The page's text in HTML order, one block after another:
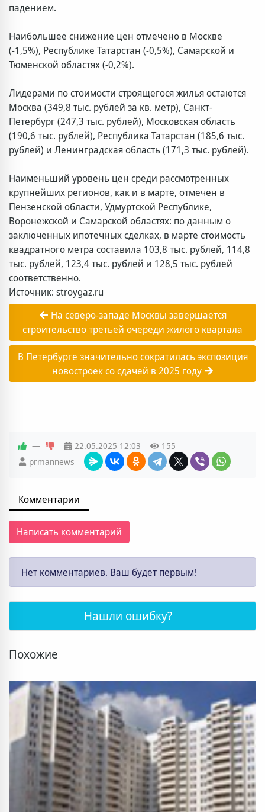
падением.
Наибольшее снижение цен отмечено в Москве
(-1,5%), Республике Татарстан (-0,5%), Самарской и
Тюменской областях (-0,2%).
Лидерами по стоимости строящегося жилья остаются
Москва (349,8 тыс. рублей за кв. метр), Санкт-
Петербург (247,3 тыс. рублей), Московская область
(190,6 тыс. рублей), Республика Татарстан (185,6 тыс.
рублей) и Ленинградская область (171,3 тыс. рублей).
Наименьший уровень цен среди рассмотренных
крупнейших регионов, как и в марте, отмечен в
Пензенской области, Удмуртской Республике,
Воронежской и Самарской областях: по данным о
заключенных ипотечных сделках, в марте стоимость
квадратного метра составила 103,8 тыс. рублей, 114,8
тыс. рублей, 123,4 тыс. рублей и 128,5 тыс. рублей
соответственно.
Источник: stroygaz.ru
На северо-западе Москвы завершается
строительство третьей очереди жилого квартала
В Петербурге значительно сократилась экспозиция
новостроек со сдачей в 2025 году
— 22.05.2025 12:03
155
prmannews
Комментарии
Написать комментарий
Нет комментариев. Ваш будет первым!
Нашли ошибку?
Похожие